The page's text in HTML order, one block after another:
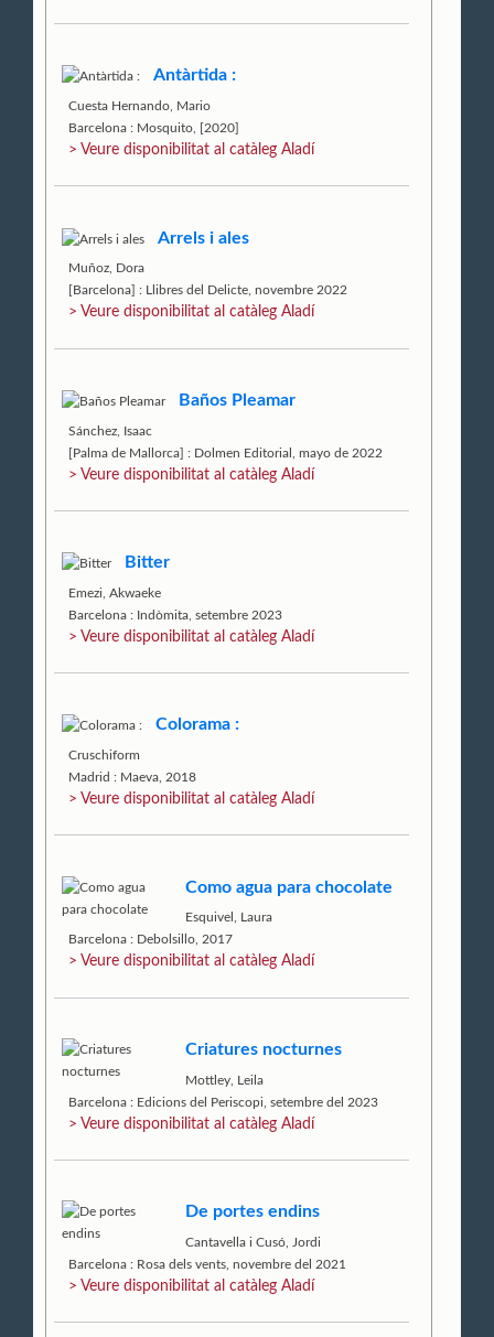
Antàrtida :
Cuesta Hernando, Mario
Barcelona : Mosquito, [2020]
> Veure disponibilitat al catàleg Aladí
Arrels i ales
Muñoz, Dora
[Barcelona] : Llibres del Delicte, novembre 2022
> Veure disponibilitat al catàleg Aladí
Baños Pleamar
Sánchez, Isaac
[Palma de Mallorca] : Dolmen Editorial, mayo de 2022
> Veure disponibilitat al catàleg Aladí
Bitter
Emezi, Akwaeke
Barcelona : Indòmita, setembre 2023
> Veure disponibilitat al catàleg Aladí
Colorama :
Cruschiform
Madrid : Maeva, 2018
> Veure disponibilitat al catàleg Aladí
Como agua para chocolate
Esquivel, Laura
Barcelona : Debolsillo, 2017
> Veure disponibilitat al catàleg Aladí
Criatures nocturnes
Mottley, Leila
Barcelona : Edicions del Periscopi, setembre del 2023
> Veure disponibilitat al catàleg Aladí
De portes endins
Cantavella i Cusó, Jordi
Barcelona : Rosa dels vents, novembre del 2021
> Veure disponibilitat al catàleg Aladí